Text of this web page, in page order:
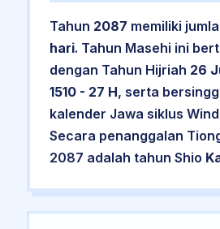
Tahun 2087 memiliki
hari. Tahun Masehi ini
dengan Tahun Hijriah 26
1510 - 27 H, serta
kalender Jawa siklus
Secara penanggalan
2087 adalah tahun Shio